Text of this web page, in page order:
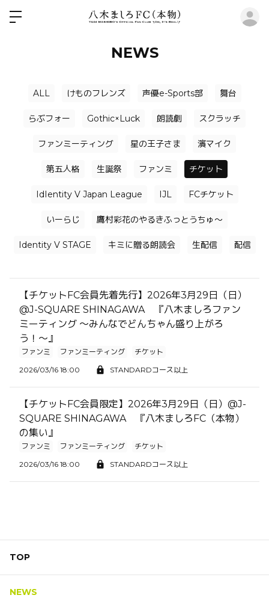
NEWS
ALL けものフレンズ 声優e-Sports部 舞台
らぶフォー Gothic×Luck 朗読劇 スクラッチ
ファンミーティング 星の王子さま 濱マイク
第五人格 生誕祭 ファンミ チケット
IdIentity V Japan League IJL FCチケット
いーらじ 鷹村彩花のやるきふっとうちゅ〜
Identity V STAGE キミに贈る朗読会 生配信 配信
【チケットFC会員先着先行】2026年3月29日（日）
@J-SQUARE SHINAGAWA 『八木ましろファン
ミーティング 〜みんなでどんちゃん盛り上がろ
う！〜』
ファンミ ファンミーティング
チケット
2026/03/16 18:00
STANDARDコース以上
【チケットFC会員限定】2026年3月29日（日）@J-
SQUARE SHINAGAWA 『八木ましろFC（本物）
の集い』
ファンミ ファンミーティング
チケット
2026/03/16 18:00
STANDARDコース以上
TOP
NEWS